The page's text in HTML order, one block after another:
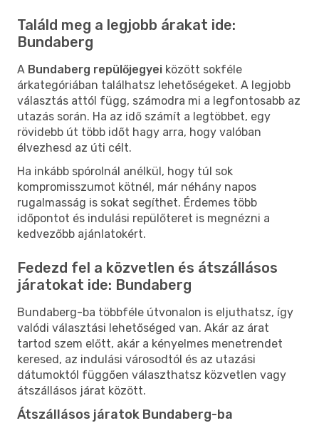
Találd meg a legjobb árakat ide:
Bundaberg
A Bundaberg repülőjegyei között sokféle
árkategóriában találhatsz lehetőségeket. A legjobb
választás attól függ, számodra mi a legfontosabb az
utazás során. Ha az idő számít a legtöbbet, egy
rövidebb út több időt hagy arra, hogy valóban
élvezhesd az úti célt.
Ha inkább spórolnál anélkül, hogy túl sok
kompromisszumot kötnél, már néhány napos
rugalmasság is sokat segíthet. Érdemes több
időpontot és indulási repülőteret is megnézni a
kedvezőbb ajánlatokért.
Fedezd fel a közvetlen és átszállásos
járatokat ide: Bundaberg
Bundaberg-ba többféle útvonalon is eljuthatsz, így
valódi választási lehetőséged van. Akár az árat
tartod szem előtt, akár a kényelmes menetrendet
keresed, az indulási városodtól és az utazási
dátumoktól függően választhatsz közvetlen vagy
átszállásos járat között.
Átszállásos járatok Bundaberg-ba